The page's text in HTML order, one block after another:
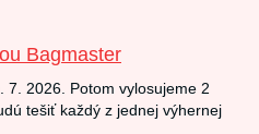
Bagmaster
7. 2026. Potom vylosujeme 2
tešiť každý z jednej výhernej